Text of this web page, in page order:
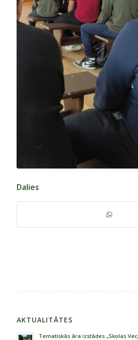
Dalies
AKTUALITĀTES
Tematiskās āra izstādes „Skolas